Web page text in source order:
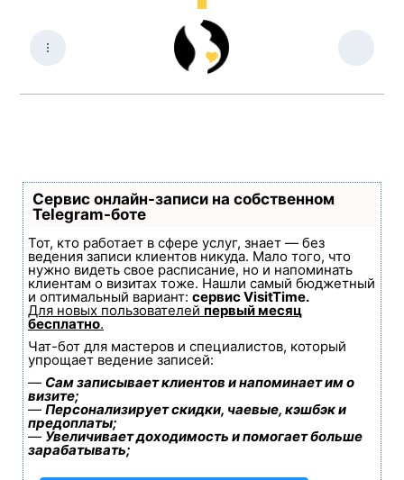
Сервис онлайн-записи на собственном
Telegram-боте
Тот, кто работает в сфере услуг, знает — без
ведения записи клиентов никуда. Мало того, что
нужно видеть свое расписание, но и напоминать
клиентам о визитах тоже. Нашли самый бюджетный
и оптимальный вариант: сервис VisitTime.
Для новых пользователей первый месяц
бесплатно.
Чат-бот для мастеров и специалистов, который
упрощает ведение записей:
— Сам записывает клиентов и напоминает им о
визите;
— Персонализирует скидки, чаевые, кэшбэк и
предоплаты;
— Увеличивает доходимость и помогает больше
зарабатывать;